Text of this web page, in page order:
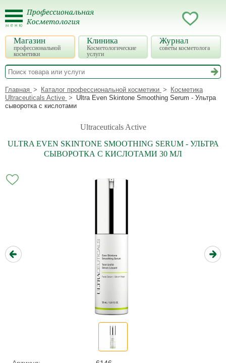
Магазин
профессиональной
косметики
Клиника
Косметологические
услуги
Журнал
советы косметолога
Главная Каталог профессиональной косметики
Косметика
Ultraceuticals Active
Ultra Even Skintone Smoothing Serum - Ультра
сыворотка с кислотами
Ultraceuticals Active
ULTRA EVEN SKINTONE SMOOTHING SERUM - УЛЬТРА
СЫВОРОТКА С КИСЛОТАМИ 30 МЛ